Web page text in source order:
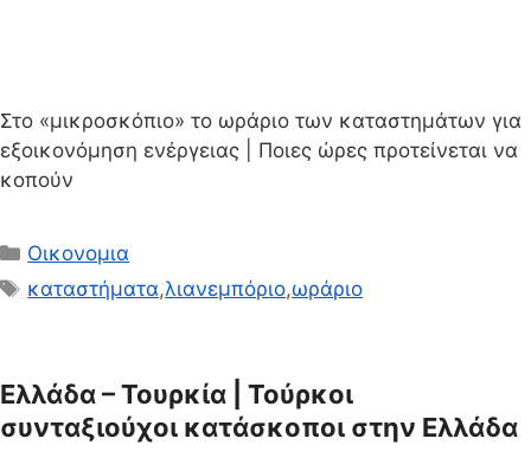
Στο «μικροσκόπιο» το ωράριο των καταστημάτων για
εξοικονόμηση ενέργειας | Ποιες ώρες προτείνεται να
κοπούν
Κατηγορίες
Οικονομια
Ετικέτες
καταστήματα,λιανεμπόριο,ωράριο
Ελλάδα – Τουρκία | Τούρκοι
συνταξιούχοι κατάσκοποι στην Ελλάδα